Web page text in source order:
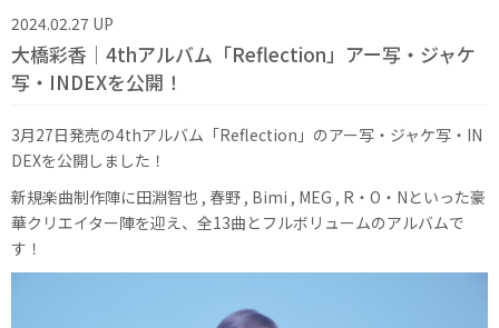
2024.02.27 UP
大橋彩香｜4thアルバム「Reflection」アー写・ジャケ
写・INDEXを公開！
3月27日発売の4thアルバム「Reflection」のアー写・ジャケ写・IN
DEXを公開しました！
新規楽曲制作陣に田淵智也 , 春野 , Bimi , MEG , R・O・Nといった豪
華クリエイター陣を迎え、全13曲とフルボリュームのアルバムで
す！